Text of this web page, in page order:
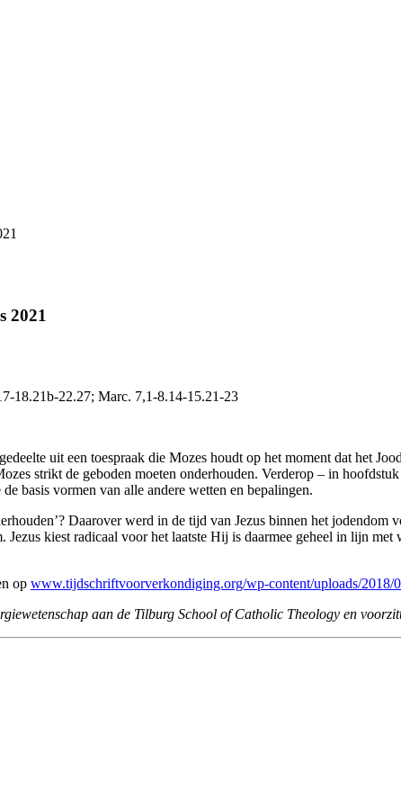
2021
18.21b-22.27; Marc. 7,1-8.14-15.21-23
uit een toespraak die Mozes houdt op het moment dat het
strikt de geboden moeten onderhouden. Verderop – in
basis vormen van alle andere wetten en bepalingen.
Daarover werd in de tijd van Jezus binnen het
Jezus kiest radicaal voor het laatste Hij is daarmee geheel in lijn
op www.tijdschriftvoorverkondiging.org/wp-content/uploads/2018/
aan de Tilburg School of Catholic Theology en